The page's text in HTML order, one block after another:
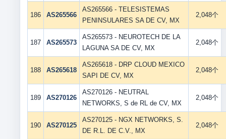
186 AS265566
AS265566 - TELESISTEMAS
PENINSULARES SA DE CV, MX
2,048个
187 AS265573
AS265573 - NEUROTECH DE LA
LAGUNA SA DE CV, MX
2,048个
188 AS265618
AS265618 - DRP CLOUD MEXICO
SAPI DE CV, MX
2,048个
189 AS270126
AS270126 - NEUTRAL
NETWORKS, S de RL de CV, MX
2,048个
190 AS270125
AS270125 - NGX NETWORKS, S.
DE R.L. DE C.V., MX
2,048个